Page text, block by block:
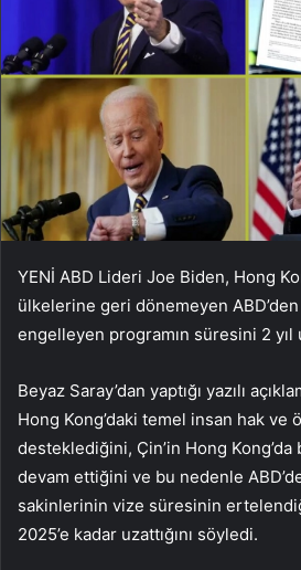
YENİ ABD Lideri Joe Biden, Hong
ülkelerine geri dönemeyen ABD’den
engelleyen programın süresini 2 yıl
Beyaz Saray’dan yaptığı yazılı
Hong Kong’daki temel insan hak ve
desteklediğini, Çin’in Hong Kong’da
devam ettiğini ve bu nedenle
sakinlerinin vize süresinin
2025’e kadar uzattığını söyledi.